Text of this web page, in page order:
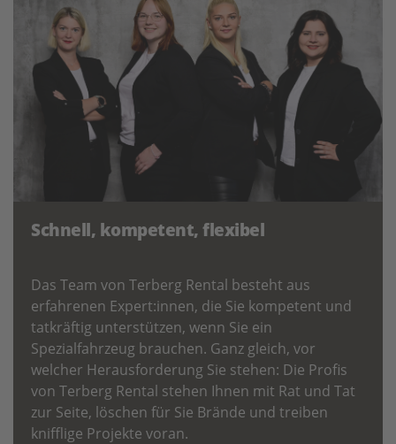
Schnell, kompetent, flexibel
Das Team von Terberg Rental besteht aus
erfahrenen Expert:innen, die Sie kompetent und
tatkräftig unterstützen, wenn Sie ein
Spezialfahrzeug brauchen. Ganz gleich, vor
welcher Herausforderung Sie stehen: Die Profis
von Terberg Rental stehen Ihnen mit Rat und Tat
zur Seite, löschen für Sie Brände und treiben
knifflige Projekte voran.